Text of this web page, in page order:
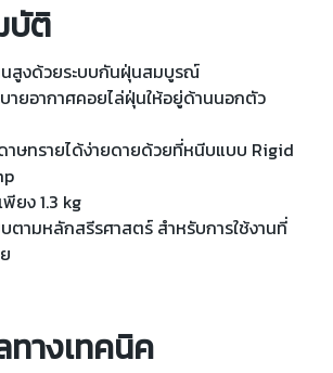
ติ
สูงด้วยระบบกันฝุ่นสมบูรณ์
บายอากาศคอยไล่ฝุ่นให้อยู่ด้านนอกตัว
าษทรายได้ง่ายดายด้วยที่หนีบแบบ Rigid
ยง 1.3 kg
ตามหลักสรีรศาสตร์ สำหรับการใช้งานที่
างเทคนิค